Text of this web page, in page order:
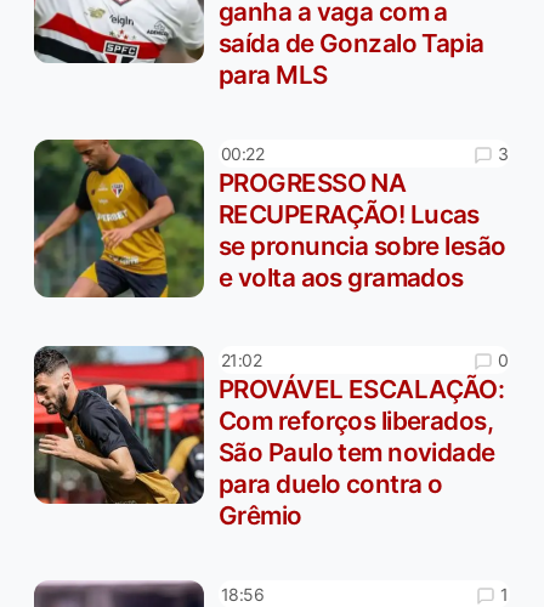
ganha a vaga com a
saída de Gonzalo Tapia
para MLS
00:22 3
PROGRESSO NA
RECUPERAÇÃO! Lucas
se pronuncia sobre lesão
e volta aos gramados
21:02 0
PROVÁVEL ESCALAÇÃO:
Com reforços liberados,
São Paulo tem novidade
para duelo contra o
Grêmio
18:56 1